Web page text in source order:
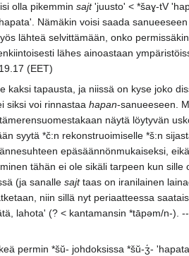
olla pikemmin sajt'juusto' < *šaɣ-tV
Nämäkin voisi saada
lähteä selvittämään, onko
lähes ainoastaan
(EET)
kaksi tapausta, ja niissä on kyse joko
siksi voi rinnastaahapan-sanueeseen.
näytä löytyvän
syytä *č:n rekonstruoimiselle *š:n
epäsäännönmukaiseksi,
tähän ei ole sikäli tarpeen kun
(ja sanallesajttaas on iranilainen
niin sillä nyt periaatteessa
lahota' (? < kantamansin *tāpǝm/n-). --
permin *šŭ- johdoksissa *šŭ-ʒ́-